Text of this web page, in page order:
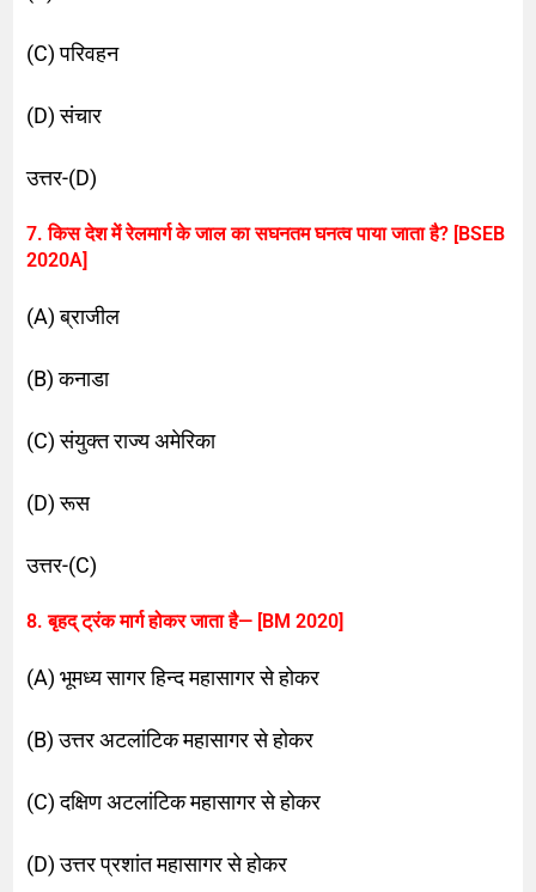
(C) परिवहन
(D) संचार
उत्तर-(D)
7. किस देश में रेलमार्ग के जाल का सघनतम घनत्व पाया जाता है? [BSEB
2020A]
(A) ब्राजील
(B) कनाडा
(C) संयुक्त राज्य अमेरिका
(D) रूस
उत्तर-(C)
8. बृहद् ट्रंक मार्ग होकर जाता है— [BM 2020]
(A) भूमध्य सागर हिन्द महासागर से होकर
(B) उत्तर अटलांटिक महासागर से होकर
(C) दक्षिण अटलांटिक महासागर से होकर
(D) उत्तर प्रशांत महासागर से होकर